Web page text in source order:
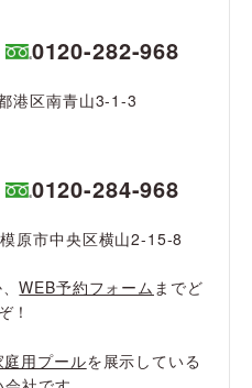
0120-282-968
港区南青山3-1-3
0120-284-968
原市中央区横山2-15-8
WEB予約フォーム までど
！
庭用プールを展示している